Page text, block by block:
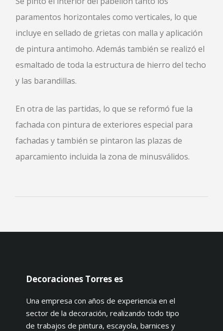
paramentos horizontales como verticales, lo que
incluye en sellado de grietas con malla y aplicación
de pintura antimoho. Además también se realizó el
esmaltado de toda la estructura de hierro del techo
y las barandillas.
En otra de las partidas, lo que se reformó fue la
fachada con pintura de exteriores especial para
fachadas y también se pintaron las plazas de
aparcamiento incluida la zona de minusválidos.
Decoraciones Torres es
Una empresa con años de experiencia en el
sector de la decoración, realizando todo tipo
de trabajos de pintura, escayola, barnices y